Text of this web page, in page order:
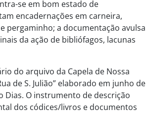
se em bom estado de
encadernações em carneira,
pergaminho; a documentação avulsa
da ação de bibliófagos, lacunas
do arquivo da Capela de Nossa
de S. Julião” elaborado em junho de
Dias. O instrumento de descrição
dos códices/livros e documentos